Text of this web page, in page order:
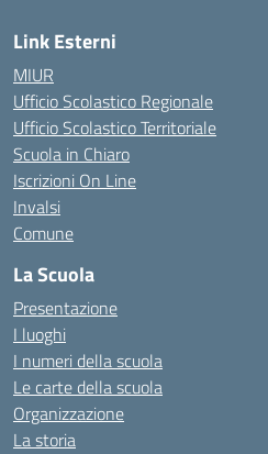
Link Esterni
MIUR
Ufficio Scolastico Regionale
Ufficio Scolastico Territoriale
Scuola in Chiaro
Iscrizioni On Line
Invalsi
Comune
La Scuola
Presentazione
I luoghi
I numeri della scuola
Le carte della scuola
Organizzazione
La storia